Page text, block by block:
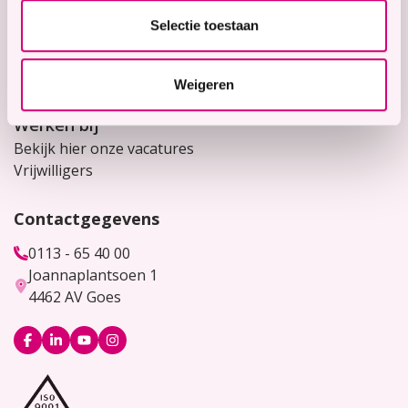
Selectie toestaan
Weigeren
Contact
Werken bij
Bekijk hier onze vacatures
Vrijwilligers
Contactgegevens
0113 - 65 40 00
Joannaplantsoen 1
4462 AV Goes
Logo
Facebook
Logo
LinkedIn
LogoLogo